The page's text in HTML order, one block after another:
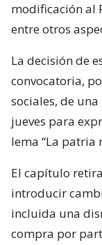
modificación al
entre otros
La decisión de
convocatoria,
sociales, de
jueves para
lema “La patria
El capítulo
introducir
incluida una
compra por